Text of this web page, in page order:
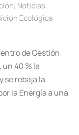
, Noticias,
Ecológica
de Gestión
un 40 % la
se rebaja la
la Energía a una